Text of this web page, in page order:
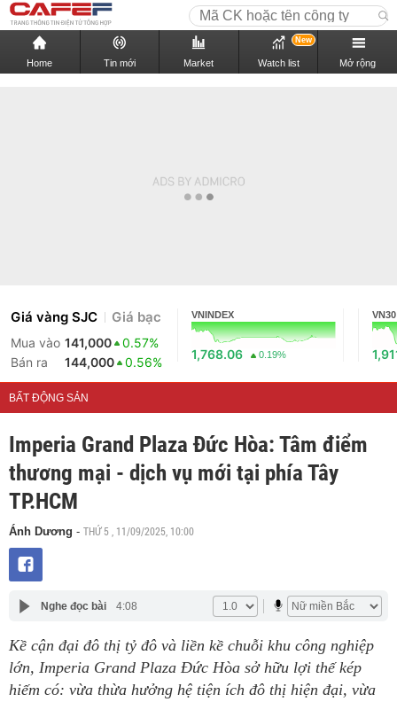
Home Tin mới Market Watch list
New
Mở rộng
Giá vàng SJC Giá bạc
Mua vào 141,000
0.57%
Bán ra
144,000 0.56%
VNINDEX
1,768.06 0.19%
VN30
BẤT ĐỘNG SẢN
Imperia Grand Plaza Đức Hòa: Tâm điểm
thương mại - dịch vụ mới tại phía Tây
TP.HCM
Ánh Dương - THỨ 5 , 11/09/2025, 10:00
Nghe đọc bài 4:08
Kề cận đại đô thị tỷ đô và liền kề chuỗi khu công nghiệp
lớn, Imperia Grand Plaza Đức Hòa sở hữu lợi thế kép
hiếm có: vừa thừa hưởng hệ tiện ích đô thị hiện đại, vừa